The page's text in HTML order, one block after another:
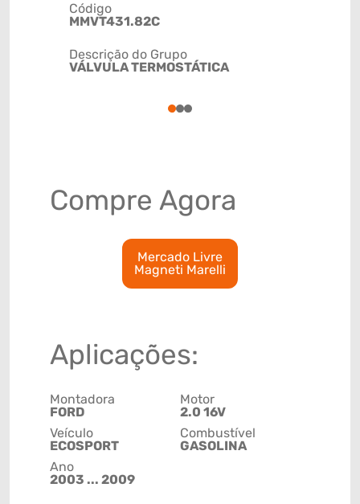
Código
MMVT431.82C
Descrição do Grupo
VÁLVULA TERMOSTÁTICA
123
Compre Agora
Mercado Livre
Magneti Marelli
Aplicações:
Montadora
FORD
Veículo
ECOSPORT
Ano
2003 ... 2009
Motor
2.0 16V
Combustível
GASOLINA